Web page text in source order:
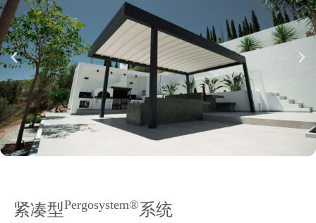
紧凑型Pergosystem®系统